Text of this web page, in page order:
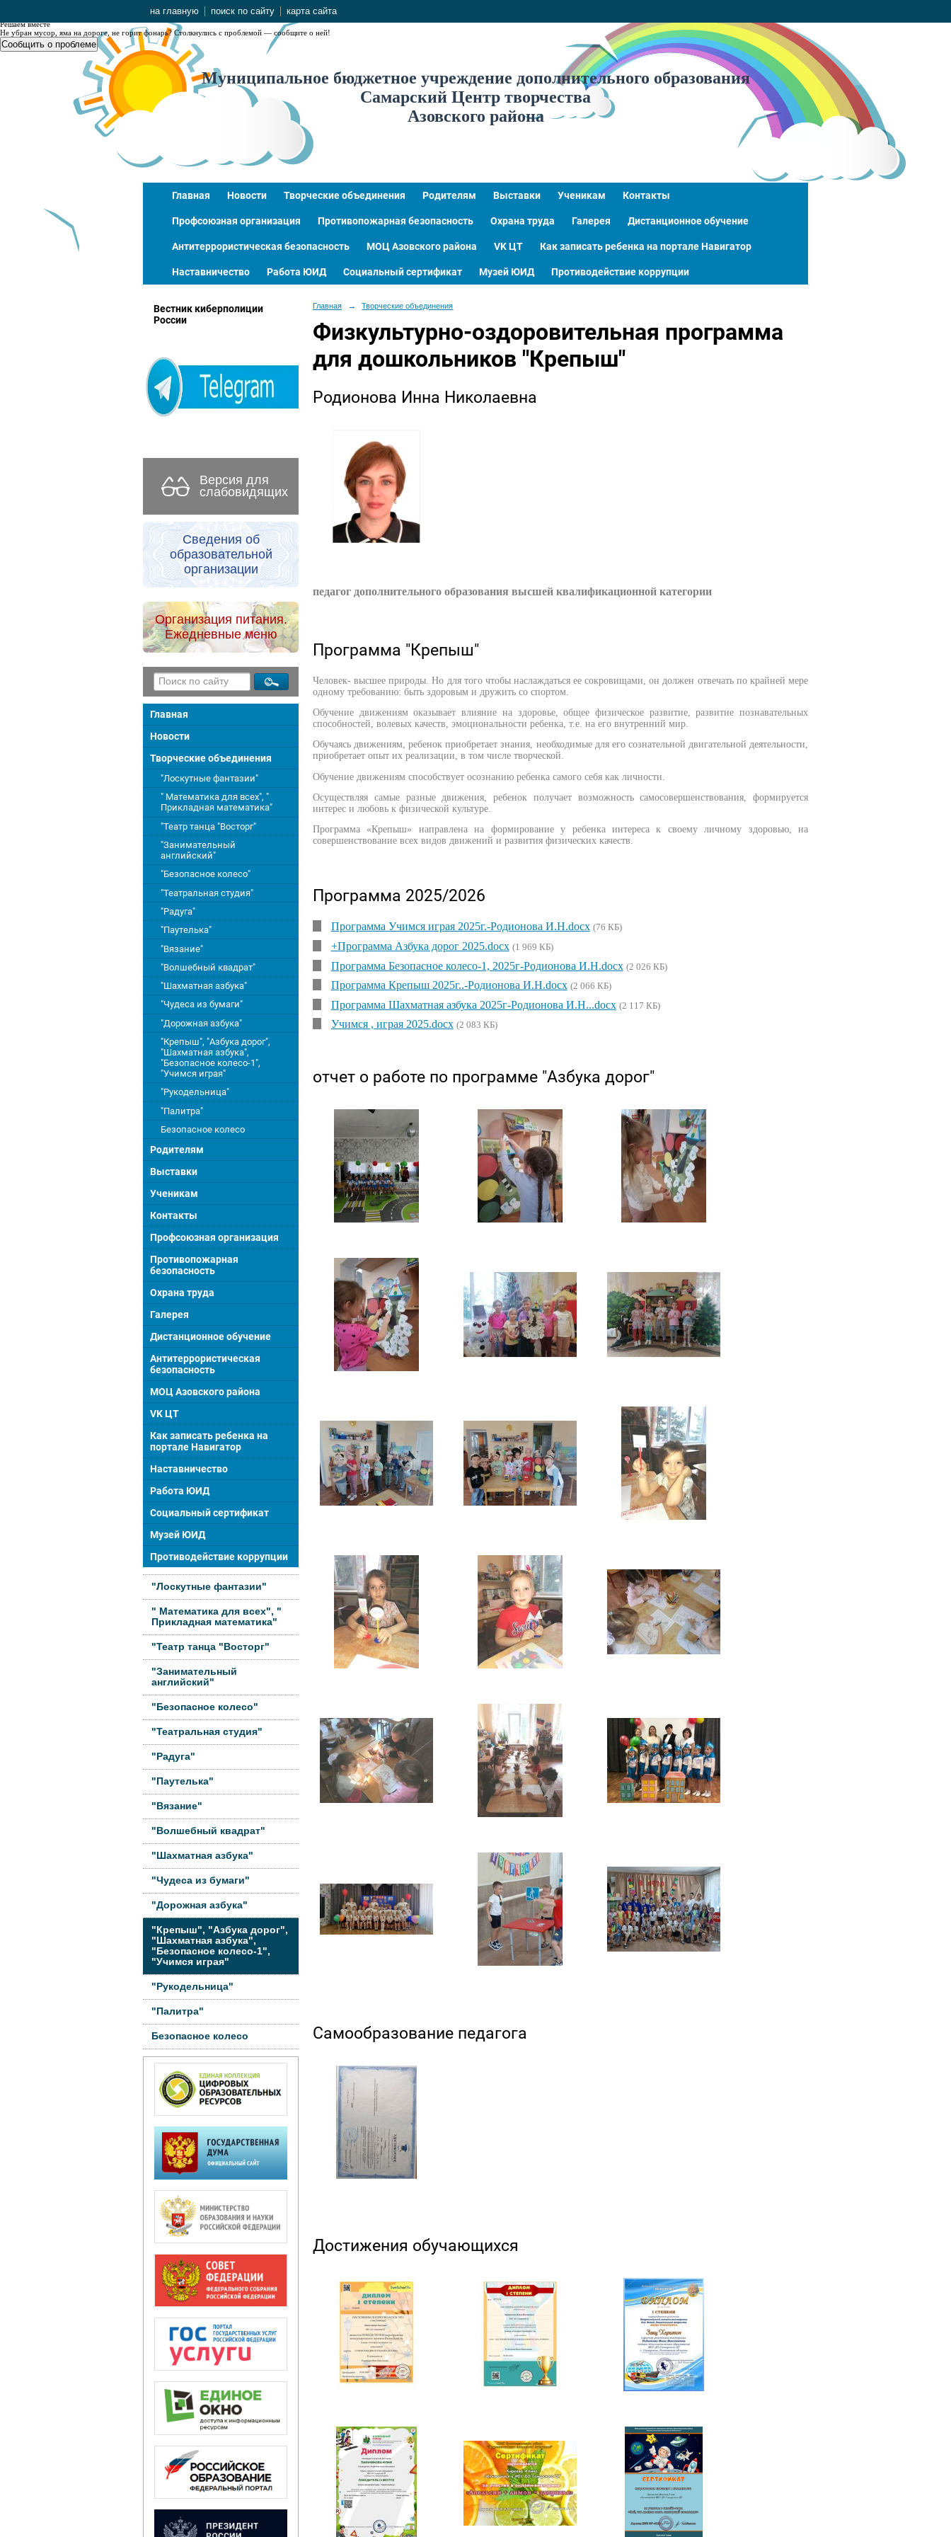
Решаем вместе
Не убран мусор, яма на дороге, не горит фонарь? Столкнулись с проблемой — сообщите о ней!
Сообщить о проблеме
на главную поиск по сайту карта сайта
Муниципальное бюджетное учреждение дополнительного образования
Самарский Центр творчества
Азовского района
Главная Новости Творческие объединения Родителям Выставки Ученикам Контакты
Профсоюзная организация Противопожарная безопасность Охрана труда Галерея Дистанционное обучение
Антитеррористическая безопасность МОЦ Азовского района VK ЦТ Как записать ребенка на портале Навигатор
Наставничество Работа ЮИД Социальный сертификат Музей ЮИД Противодействие коррупции
Вестник киберполиции
России
Версия для
слабовидящих
Сведения об
образовательной
организации
Организация питания.
Ежедневные меню
Главная
Новости
Творческие объединения
"Лоскутные фантазии"
" Математика для всех", "
Прикладная математика"
"Театр танца "Восторг"
"Занимательный
английский"
"Безопасное колесо"
"Театральная студия"
"Радуга"
"Паутелька"
"Вязание"
"Волшебный квадрат"
"Шахматная азбука"
"Чудеса из бумаги"
"Дорожная азбука"
"Крепыш", "Азбука дорог",
"Шахматная азбука",
"Безопасное колесо-1",
"Учимся играя"
"Рукодельница"
"Палитра"
Безопасное колесо
Родителям
Выставки
Ученикам
Контакты
Профсоюзная организация
Противопожарная
безопасность
Охрана труда
Галерея
Дистанционное обучение
Антитеррористическая
безопасность
МОЦ Азовского района
VK ЦТ
Как записать ребенка на
портале Навигатор
Наставничество
Работа ЮИД
Социальный сертификат
Музей ЮИД
Противодействие коррупции
"Лоскутные фантазии"
" Математика для всех", "
Прикладная математика"
"Театр танца "Восторг"
"Занимательный
английский"
"Безопасное колесо"
"Театральная студия"
"Радуга"
"Паутелька"
"Вязание"
"Волшебный квадрат"
"Шахматная азбука"
"Чудеса из бумаги"
"Дорожная азбука"
"Крепыш", "Азбука дорог",
"Шахматная азбука",
"Безопасное колесо-1",
"Учимся играя"
"Рукодельница"
"Палитра"
Безопасное колесо
Главная → Творческие объединения
Физкультурно-оздоровительная программа
для дошкольников "Крепыш"
Родионова Инна Николаевна
педагог дополнительного образования высшей квалификационной категории
Программа "Крепыш"
Человек- высшее природы. Но для того чтобы наслаждаться ее сокровищами, он должен отвечать по крайней мере
одному требованию: быть здоровым и дружить со спортом.
Обучение движениям оказывает влияние на здоровье, общее физическое развитие, развитие познавательных
способностей, волевых качеств, эмоциональности ребенка, т.е. на его внутренний мир.
Обучаясь движениям, ребенок приобретает знания, необходимые для его сознательной двигательной деятельности,
приобретает опыт их реализации, в том числе творческой.
Обучение движениям способствует осознанию ребенка самого себя как личности.
Осуществляя самые разные движения, ребенок получает возможность самосовершенствования, формируется
интерес и любовь к физической культуре.
Программа «Крепыш» направлена на формирование у ребенка интереса к своему личному здоровью, на
совершенствование всех видов движений и развития физических качеств.
Программа 2025/2026
Программа Учимся играя 2025г.-Родионова И.Н.docx (76 КБ)
+Программа Азбука дорог 2025.docx (1 969 КБ)
Программа Безопасное колесо-1, 2025г-Родионова И.Н.docx (2 026 КБ)
Программа Крепыш 2025г..-Родионова И.Н.docx (2 066 КБ)
Программа Шахматная азбука 2025г-Родионова И.Н...docx (2 117 КБ)
Учимся , играя 2025.docx (2 083 КБ)
отчет о работе по программе "Азбука дорог"
Самообразование педагога
Достижения обучающихся